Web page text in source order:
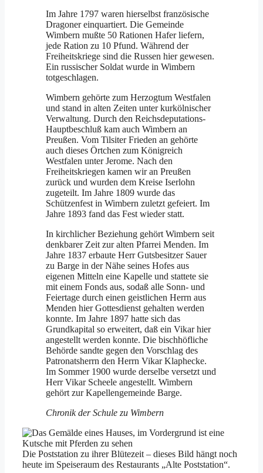
Im Jahre 1797 waren hierselbst französische
Dragoner einquartiert. Die Gemeinde
Wimbern mußte 50 Rationen Hafer liefern,
jede Ration zu 10 Pfund. Während der
Freiheitskriege sind die Russen hier gewesen.
Ein russischer Soldat wurde in Wimbern
totgeschlagen.
Wimbern gehörte zum Herzogtum Westfalen
und stand in alten Zeiten unter kurkölnischer
Verwaltung. Durch den Reichsdeputations-
Hauptbeschluß kam auch Wimbern an
Preußen. Vom Tilsiter Frieden an gehörte
auch dieses Örtchen zum Königreich
Westfalen un­ter Jerome. Nach den
Freiheitskriegen kamen wir an Preußen
zurück und wurden dem Kreise Iserlohn
zugeteilt. Im Jahre 1809 wurde das
Schützenfest in Wimbern zu­letzt gefeiert. Im
Jahre 1893 fand das Fest wieder statt.
In kirchlicher Beziehung gehört Wimbern seit
denkbarer Zeit zur alten Pfarrei Menden. Im
Jahre 1837 erbaute Herr Gutsbesitzer Sauer
zu Barge in der Nähe seines Hofes aus
eigenen Mitteln eine Kapelle und stattete sie
mit einem Fonds aus, sodaß alle Sonn- und
Feiertage durch ei­nen geistlichen Herrn aus
Menden hier Gottesdienst gehalten werden
konnte. Im Jahre 1897 hatte sich das
Grundkapital so erweitert, daß ein Vikar hier
angestellt werden konnte. Die bischhöfliche
Behörde sandte gegen den Vorschlag des
Patronatsherrn den Herrn Vikar Klap­hecke.
Im Sommer 1900 wurde derselbe versetzt und
Herr Vikar Scheele angestellt. Wimbern
gehört zur Kapellengemeinde Barge.
Chronik der Schule zu Wimbern
Die Poststation zu ihrer Blütezeit – dieses Bild hängt noch
heute im Speiseraum des Restaurants „Alte Poststation“.